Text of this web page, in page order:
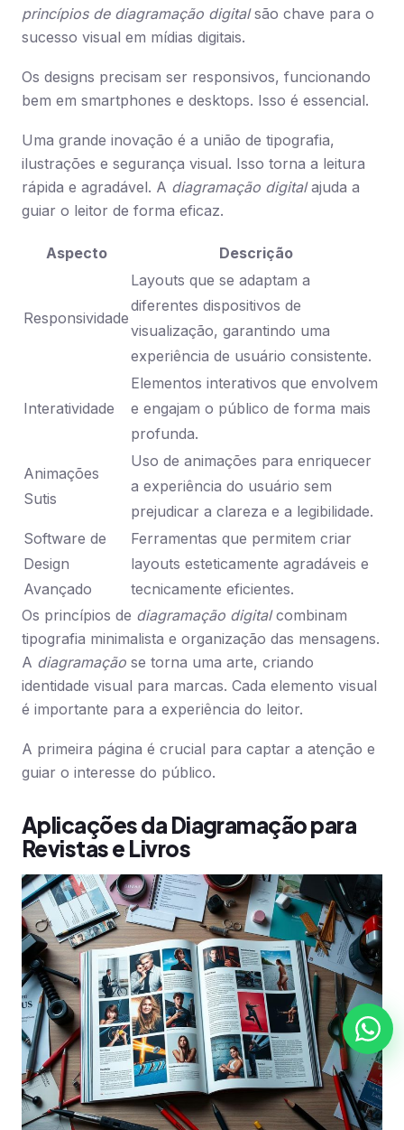
princípios de diagramação digitalsão chave para o
sucesso visual em mídias digitais.
Os designs precisam ser responsivos, funcionando
bem em smartphones e desktops. Isso é essencial.
Uma grande inovação é a união de tipografia,
ilustrações e segurança visual. Isso torna a leitura
rápida e agradável. A diagramação digitalajuda a
guiar o leitor de forma eficaz.
Aspecto Descrição
Responsividade
Layouts que se adaptam a
diferentes dispositivos de
visualização, garantindo uma
experiência de usuário consistente.
Interatividade
Elementos interativos que envolvem
e engajam o público de forma mais
profunda.
Animações
Sutis
Uso de animações para enriquecer
a experiência do usuário sem
prejudicar a clareza e a legibilidade.
Software de
Design
Avançado
Ferramentas que permitem criar
layouts esteticamente agradáveis e
tecnicamente eficientes.
Os princípios de diagramação digitalcombinam
tipografia minimalista e organização das mensagens.
A diagramação se torna uma arte, criando
identidade visual para marcas. Cada elemento visual
é importante para a experiência do leitor.
A primeira página é crucial para captar a atenção e
guiar o interesse do público.
Aplicações da Diagramação para
Revistas e Livros